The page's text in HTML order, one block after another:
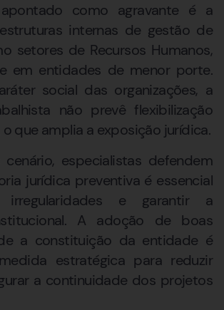
como agravante é a
internas de gestão de
setores de Recursos Humanos,
em entidades de menor porte.
social das organizações, a
não prevê flexibilização
o que amplia a exposição jurídica.
cenário, especialistas defendem
jurídica preventiva é essencial
e garantir a
A adoção de boas
a constituição da entidade é
estratégica para reduzir
a continuidade dos projetos